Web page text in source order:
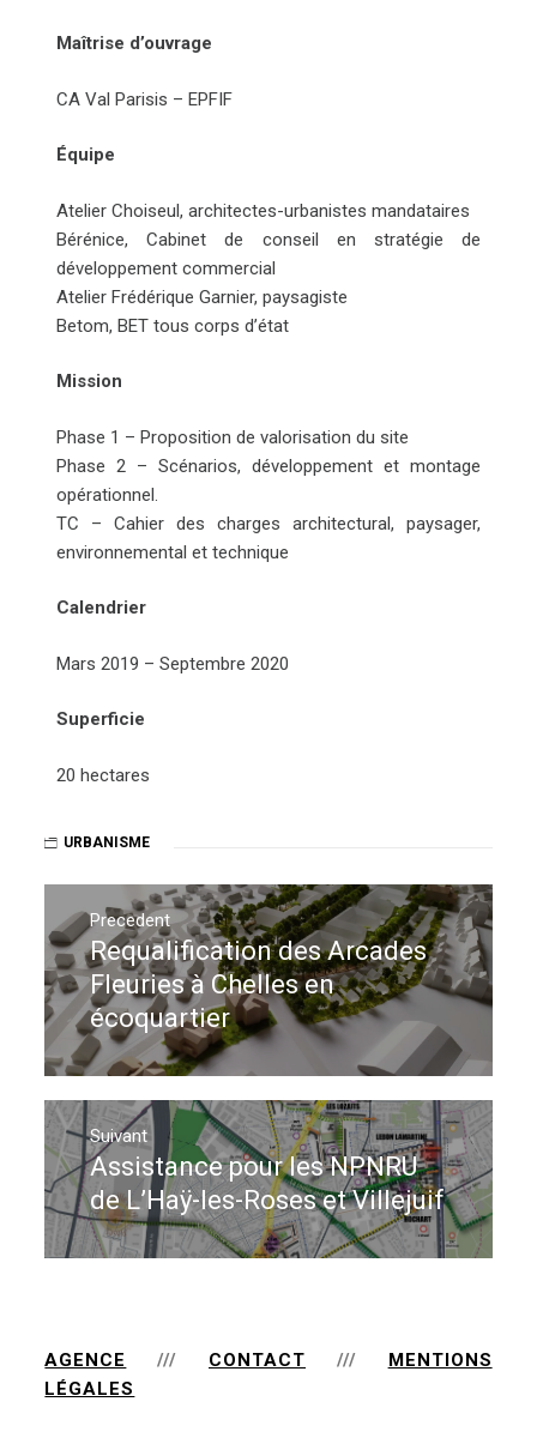
Maîtrise d’ouvrage
CA Val Parisis – EPFIF
Équipe
Atelier Choiseul, architectes-urbanistes mandataires
Bérénice, Cabinet de conseil en stratégie de
développement commercial
Atelier Frédérique Garnier, paysagiste
Betom, BET tous corps d’état
Mission
Phase 1 – Proposition de valorisation du site
Phase 2 – Scénarios, développement et montage
opérationnel.
TC – Cahier des charges architectural, paysager,
environnemental et technique
Calendrier
Mars 2019 – Septembre 2020
Superficie
20 hectares
URBANISME
Navigation
de
l’article
Precedent
Previous
post:
Requalification des Arcades
Fleuries à Chelles en
écoquartier
Suivant
Next
post:
Assistance pour les NPNRU
de L’Haÿ-les-Roses et Villejuif
AGENCE /// CONTACT /// MENTIONS
LÉGALES